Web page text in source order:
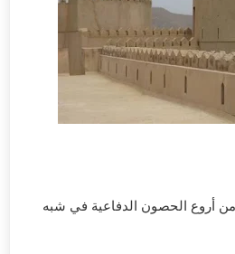
أروع الحصون الدفاعية في شبه